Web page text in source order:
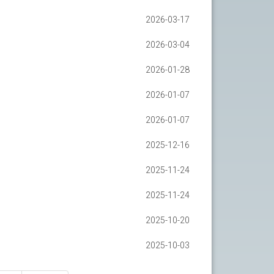
2026-03-17
2026-03-04
2026-01-28
2026-01-07
2026-01-07
2025-12-16
2025-11-24
2025-11-24
2025-10-20
2025-10-03